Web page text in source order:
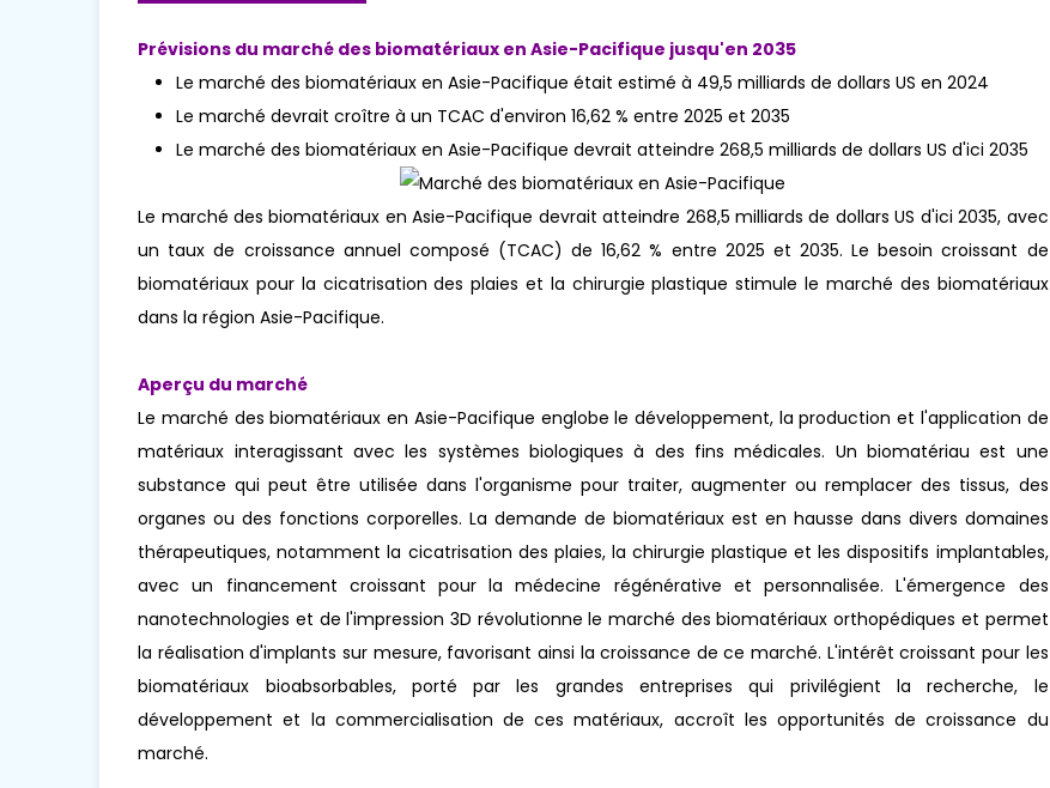
Prévisions du marché des biomatériaux en Asie-Pacifique jusqu'en 2035
Le marché des biomatériaux en Asie-Pacifique était estimé à 49,5 milliards de dollars US en 2024
Le marché devrait croître à un TCAC d'environ 16,62 % entre 2025 et 2035
Le marché des biomatériaux en Asie-Pacifique devrait atteindre 268,5 milliards de dollars US d'ici 2035
Le marché des biomatériaux en Asie-Pacifique devrait atteindre 268,5 milliards de dollars US d'ici 2035, avec
un taux de croissance annuel composé (TCAC) de 16,62 % entre 2025 et 2035. Le besoin croissant de
biomatériaux pour la cicatrisation des plaies et la chirurgie plastique stimule le marché des biomatériaux
dans la région Asie-Pacifique.
Aperçu du marché
Le marché des biomatériaux en Asie-Pacifique englobe le développement, la production et l'application de
matériaux interagissant avec les systèmes biologiques à des fins médicales. Un biomatériau est une
substance qui peut être utilisée dans l'organisme pour traiter, augmenter ou remplacer des tissus, des
organes ou des fonctions corporelles. La demande de biomatériaux est en hausse dans divers domaines
thérapeutiques, notamment la cicatrisation des plaies, la chirurgie plastique et les dispositifs implantables,
avec un financement croissant pour la médecine régénérative et personnalisée. L'émergence des
nanotechnologies et de l'impression 3D révolutionne le marché des biomatériaux orthopédiques et permet
la réalisation d'implants sur mesure, favorisant ainsi la croissance de ce marché. L'intérêt croissant pour les
biomatériaux bioabsorbables, porté par les grandes entreprises qui privilégient la recherche, le
développement et la commercialisation de ces matériaux, accroît les opportunités de croissance du
marché.